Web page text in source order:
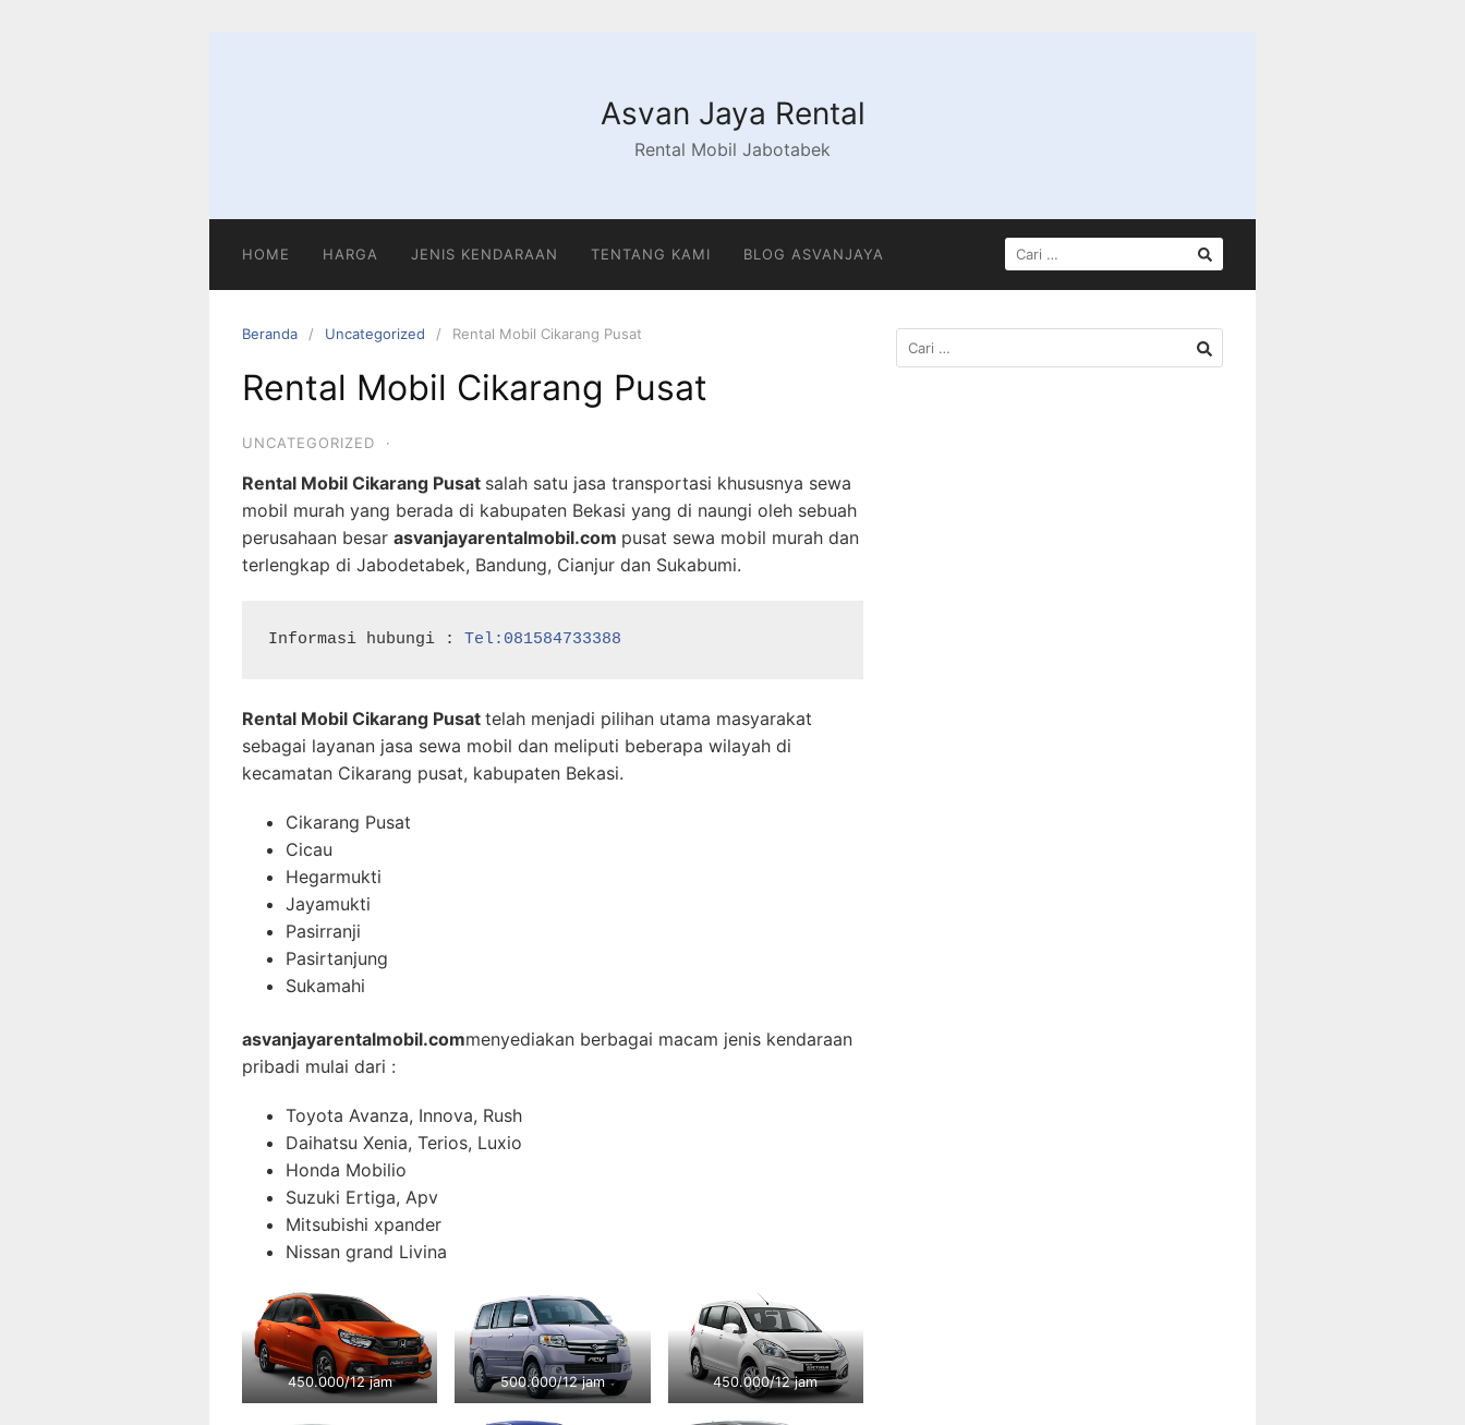
Asvan Jaya Rental
Rental Mobil Jabotabek
HOME HARGA JENIS KENDARAAN TENTANG KAMI BLOG ASVANJAYA
Beranda Uncategorized Rental Mobil Cikarang Pusat
Rental Mobil Cikarang Pusat
UNCATEGORIZED ·
Rental Mobil Cikarang Pusat salah satu jasa transportasi khususnya sewa
mobil murah yang berada di kabupaten Bekasi yang di naungi oleh sebuah
perusahaan besar asvanjayarentalmobil.com pusat sewa mobil murah dan
terlengkap di Jabodetabek, Bandung, Cianjur dan Sukabumi.
Informasi hubungi : Tel:081584733388
Rental Mobil Cikarang Pusat telah menjadi pilihan utama masyarakat
sebagai layanan jasa sewa mobil dan meliputi beberapa wilayah di
kecamatan Cikarang pusat, kabupaten Bekasi.
Cikarang Pusat
Cicau
Hegarmukti
Jayamukti
Pasirranji
Pasirtanjung
Sukamahi
asvanjayarentalmobil.commenyediakan berbagai macam jenis kendaraan
pribadi mulai dari :
Toyota Avanza, Innova, Rush
Daihatsu Xenia, Terios, Luxio
Honda Mobilio
Suzuki Ertiga, Apv
Mitsubishi xpander
Nissan grand Livina
450.000/12 jam 500.000/12 jam 450.000/12 jam